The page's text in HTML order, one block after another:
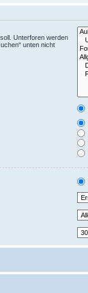
Unterforen werden
unten nicht